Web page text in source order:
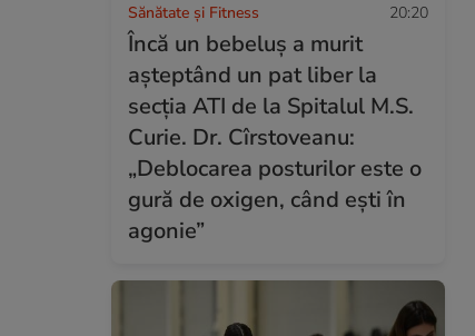
Sănătate și Fitness 20:20
Încă un bebeluș a murit
așteptând un pat liber la
secția ATI de la Spitalul M.S.
Curie. Dr. Cîrstoveanu:
„Deblocarea posturilor este o
gură de oxigen, când ești în
agonie”